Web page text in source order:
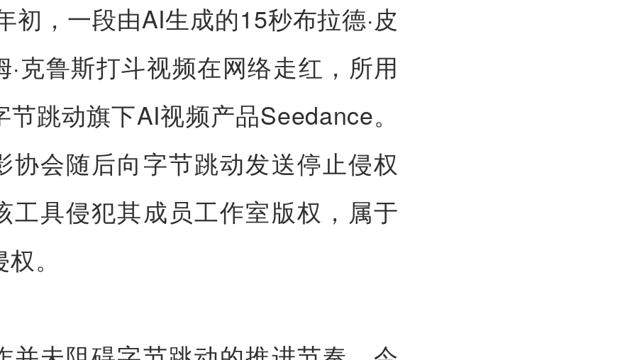
初，一段由AI生成的15秒布拉德·皮
·克鲁斯打斗视频在网络走红，所用
跳动旗下AI视频产品Seedance。
协会随后向字节跳动发送停止侵权
工具侵犯其成员工作室版权，属于
。